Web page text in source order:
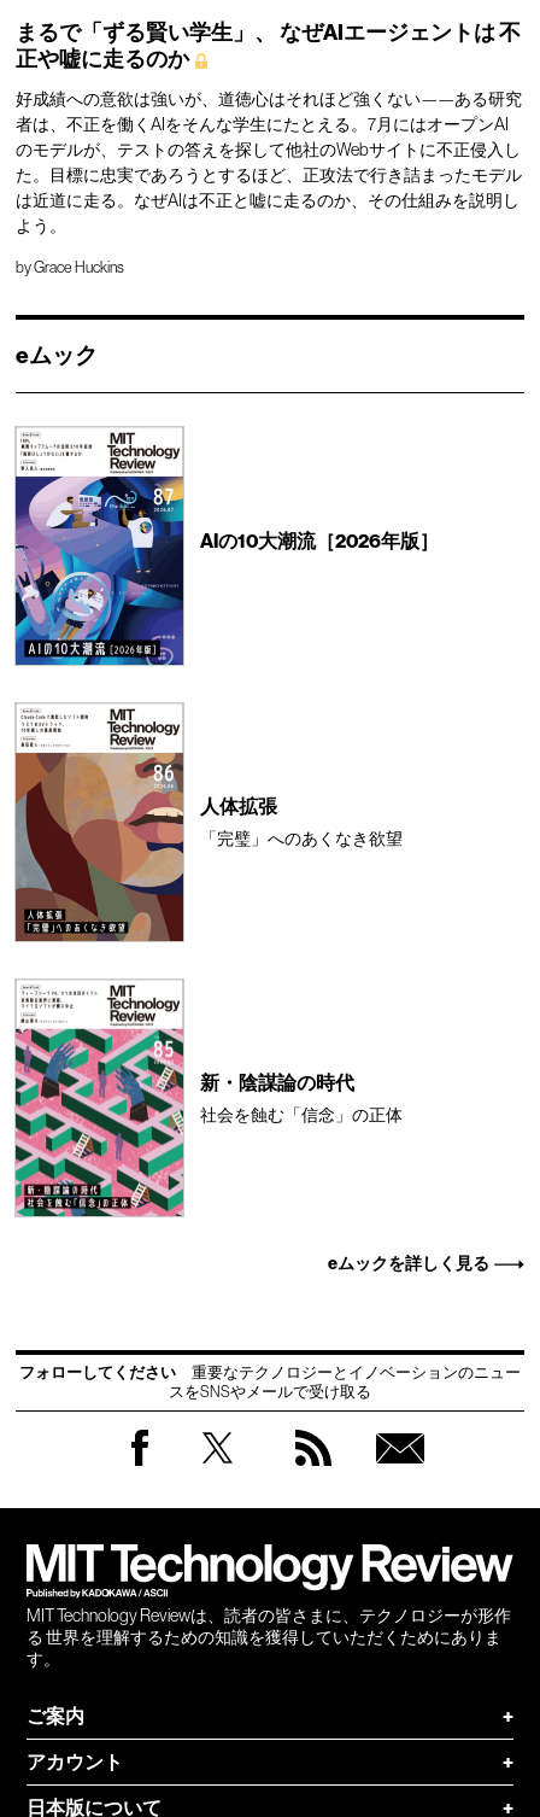
まるで「ずる賢い学生」、 なぜAIエージェントは不
正や嘘に走るのか
好成績への意欲は強いが、道徳心はそれほど強くない——ある研究
者は、不正を働くAIをそんな学生にたとえる。7月にはオープンAI
のモデルが、テストの答えを探して他社のWebサイトに不正侵入し
た。目標に忠実であろうとするほど、正攻法で行き詰まったモデル
は近道に走る。なぜAIは不正と嘘に走るのか、その仕組みを説明し
よう。
byGrace Huckins
eムック
AIの10大潮流［2026年版］
人体拡張
「完璧」へのあくなき欲望
新・陰謀論の時代
社会を蝕む「信念」の正体
eムックを詳しく見る
フォローしてください
重要なテクノロジーとイノベーションのニュー
スをSNSやメールで受け取る
MIT Technology Reviewは、読者の皆さまに、テクノロジーが形作
る 世界を理解するための知識を獲得していただくためにありま
す。
ご案内
+
アカウント
+
日本版について
+